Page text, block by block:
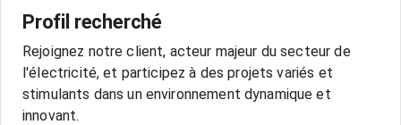
Profil recherché
Rejoignez notre client, acteur majeur du secteur de
l'électricité, et participez à des projets variés et
stimulants dans un environnement dynamique et
innovant.